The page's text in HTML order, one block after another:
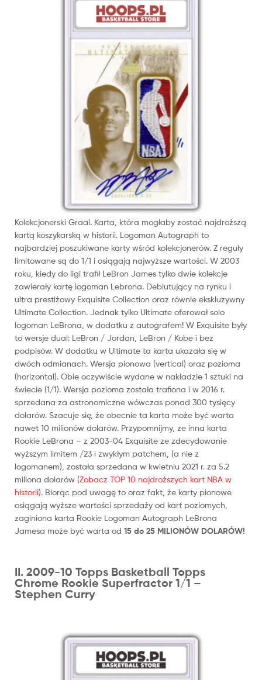
Kolekcjonerski Graal. Karta, która mogłaby zostać najdroższą
kartą koszykarską w historii. Logoman Autograph to
najbardziej poszukiwane karty wśród kolekcjonerów. Z reguły
limitowane są do 1/1 i osiągają najwyższe wartości. W 2003
roku, kiedy do ligi trafił LeBron James tylko dwie kolekcje
zawierały kartę logoman Lebrona. Debiutujący na rynku i
ultra prestiżowy Exquisite Collection oraz równie ekskluzywny
Ultimate Collection. Jednak tylko Ultimate oferował solo
logoman LeBrona, w dodatku z autografem! W Exquisite były
to wersje dual: LeBron / Jordan, LeBron / Kobe i bez
podpisów. W dodatku w Ultimate ta karta ukazała się w
dwóch odmianach. Wersja pionowa (vertical) oraz pozioma
(horizontal). Obie oczywiście wydane w nakładzie 1 sztuki na
świecie (1/1). Wersja pozioma została trafiona i w 2016 r.
sprzedana za astronomiczne wówczas ponad 300 tysięcy
dolarów. Szacuje się, że obecnie ta karta może być warta
nawet 10 milionów dolarów. Przypomnijmy, ze inna karta
Rookie LeBrona – z 2003-04 Exquisite ze zdecydowanie
wyższym limitem /23 i zwykłym patchem, (a nie z
logomanem), została sprzedana w kwietniu 2021 r. za 5.2
miliona dolarów (Zobacz TOP 10 najdroższych kart NBA w
historii). Biorąc pod uwagę to oraz fakt, że karty pionowe
osiągają wyższe wartości sprzedaży od kart poziomych,
zaginiona karta Rookie Logoman Autograph LeBrona
Jamesa może być warta od 15 do 25 MILIONÓW DOLARÓW!
II. 2009-10 Topps Basketball Topps
Chrome Rookie Superfractor 1/1 –
Stephen Curry